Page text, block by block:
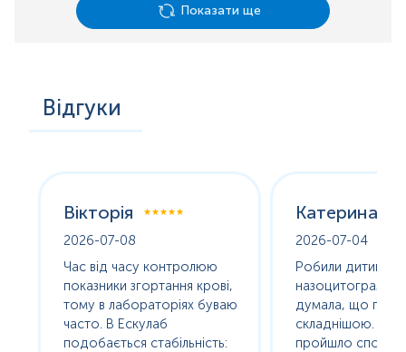
Показати ще
Відгуки
Вікторія
2026-07-08
Час від часу контролюю
показники згортання крові,
тому в лабораторіях буваю
часто. В Ескулаб
подобається стабільність:
Катерина
2026-07-04
Робили дитині
назоцитограму.
думала, що
складнішою.
пройшло